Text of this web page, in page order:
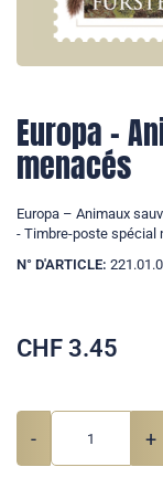
Europa –
menacés
Europa – Animaux
- Timbre-poste spécial
N° D'ARTICLE:
CHF 3.45
- +